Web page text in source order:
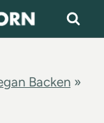
Backen »